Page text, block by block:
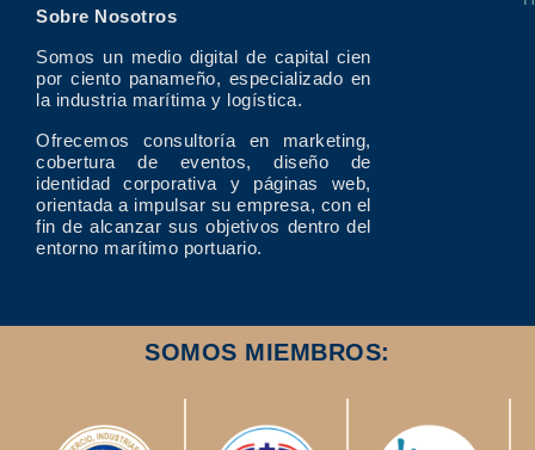
Sobre Nosotros
Somos un medio digital de capital cien
por ciento panameño, especializado en
la industria marítima y logística.
Ofrecemos consultoría en marketing,
cobertura de eventos, diseño de
identidad corporativa y páginas web,
orientada a impulsar su empresa, con el
fin de alcanzar sus objetivos dentro del
entorno marítimo portuario.
SOMOS MIEMBROS: